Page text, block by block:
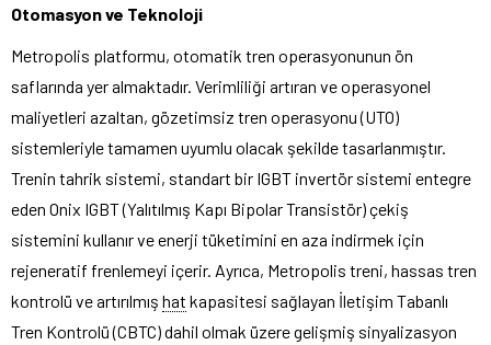
Otomasyon ve Teknoloji
Metropolis platformu, otomatik tren operasyonunun ön
saflarında yer almaktadır. Verimliliği artıran ve operasyonel
maliyetleri azaltan, gözetimsiz tren operasyonu (UTO)
sistemleriyle tamamen uyumlu olacak şekilde tasarlanmıştır.
Trenin tahrik sistemi, standart bir IGBT invertör sistemi entegre
eden Onix IGBT (Yalıtılmış Kapı Bipolar Transistör) çekiş
sistemini kullanır ve enerji tüketimini en aza indirmek için
rejeneratif frenlemeyi içerir. Ayrıca, Metropolis treni, hassas tren
kontrolü ve artırılmış hat kapasitesi sağlayan İletişim Tabanlı
Tren Kontrolü (CBTC) dahil olmak üzere gelişmiş sinyalizasyon